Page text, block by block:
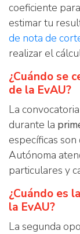
coeficiente
estimar tu
de nota de
realizar el
¿Cuándo se
de la EvAU?
La
durante la
específicas
Autónoma
particulares y
¿Cuándo es
la EvAU?
La segunda